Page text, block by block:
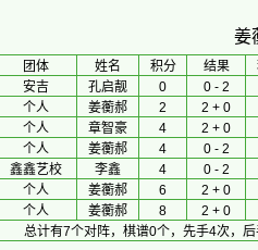
姜
团体 姓名 积分 结果
安吉 孔启靓 0
0 - 2
个人 姜蘅郝 2
2 + 0
个人 章智豪 4
2 + 0
个人 姜蘅郝 4
0 - 2
鑫鑫艺校 李鑫 4
0 - 2
个人 姜蘅郝 6
2 + 0
个人 姜蘅郝 8
2 + 0
总计有7个对阵，棋谱0个，先手4次，